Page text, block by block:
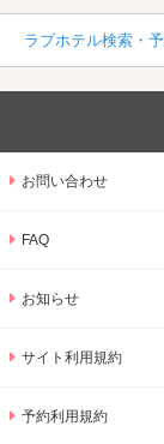
ラブホテル検索・
お問い合わせ
FAQ
お知らせ
サイト利用規約
予約利用規約